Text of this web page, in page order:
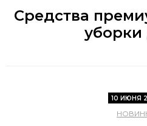
Средства
уборки
10 ИЮНЯ